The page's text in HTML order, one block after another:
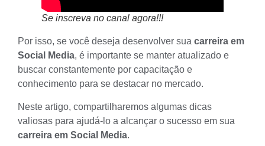
Se inscreva no canal agora!!!
Por isso, se você deseja desenvolver sua carreira em
Social Media, é importante se manter atualizado e
buscar constantemente por capacitação e
conhecimento para se destacar no mercado.
Neste artigo, compartilharemos algumas dicas
valiosas para ajudá-lo a alcançar o sucesso em sua
carreira em Social Media.